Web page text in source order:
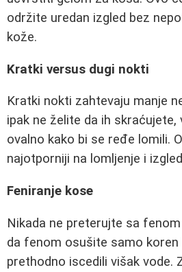
održite uredan izgled bez
kože.
Kratki versus dugi nokti
Kratki nokti zahtevaju manje
ipak ne želite da ih
ovalno kako bi se ređe lomili.
najotporniji na lomljenje i
Feniranje kose
Nikada ne preterujte sa
da fenom osušite samo
prethodno iscedili višak vode.